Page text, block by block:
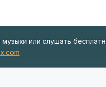
или слушать